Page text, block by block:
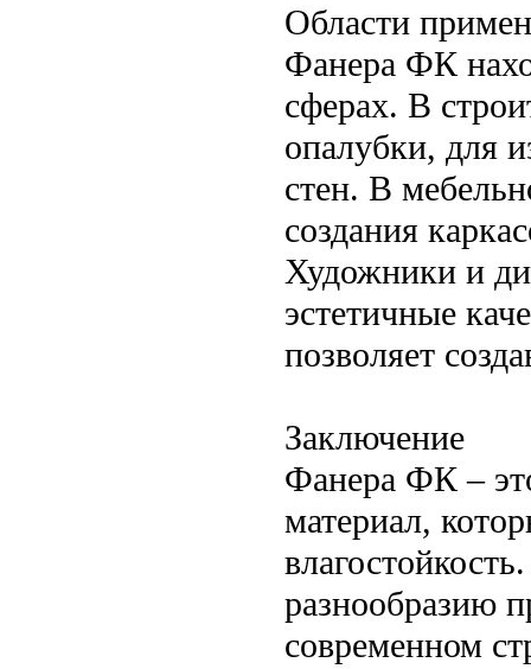
Области
Фанера ФК
сферах. В
опалубки, для
стен. В
создания
Художники и
эстетичные
позволяет
Заключение
Фанера ФК –
материал,
разнообразию
современном